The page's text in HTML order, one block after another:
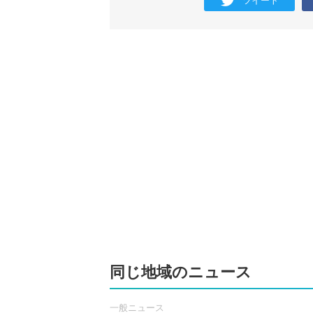
同じ地域のニュース
一般ニュース